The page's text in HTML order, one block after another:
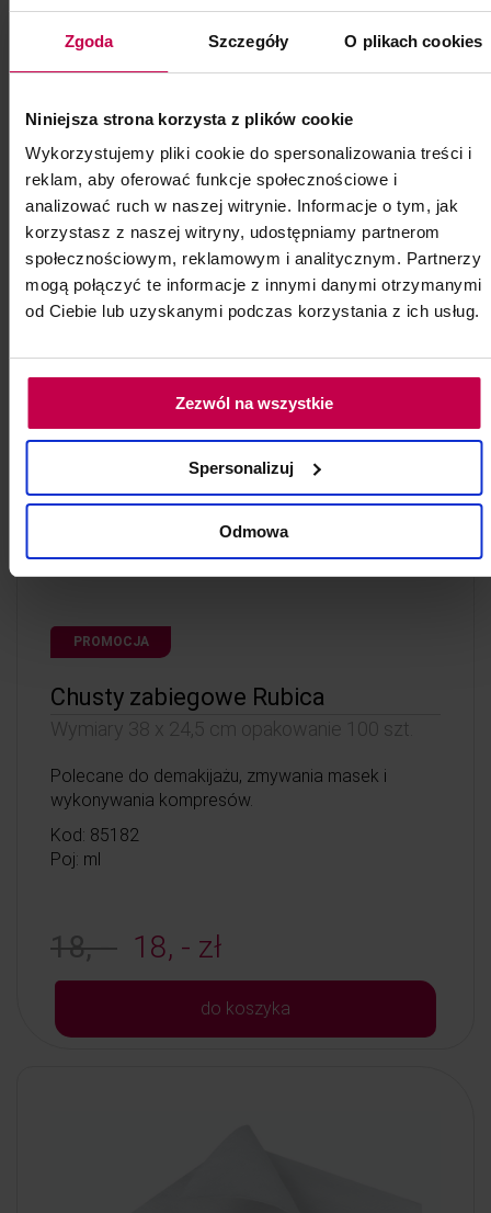
Zgoda Szczegóły O plikach cookies
Niniejsza strona korzysta z plików cookie
Wykorzystujemy pliki cookie do spersonalizowania treści i
reklam, aby oferować funkcje społecznościowe i
analizować ruch w naszej witrynie. Informacje o tym, jak
korzystasz z naszej witryny, udostępniamy partnerom
społecznościowym, reklamowym i analitycznym. Partnerzy
mogą połączyć te informacje z innymi danymi otrzymanymi
od Ciebie lub uzyskanymi podczas korzystania z ich usług.
Zezwól na wszystkie
Spersonalizuj
Odmowa
11, - 11, - zł
do koszyka
PROMOCJA
Chusty zabiegowe Rubica
Wymiary 38 x 24,5 cm opakowanie 100 szt.
Polecane do demakijażu, zmywania masek i
wykonywania kompresów.
Kod: 85182
Poj: ml
18, - 18, - zł
do koszyka